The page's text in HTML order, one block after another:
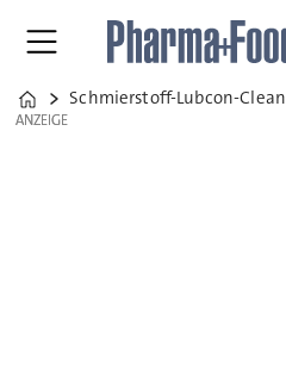
Home
Schmierstoff-Lubcon-Clean
ANZEIGE
ANZEIGE